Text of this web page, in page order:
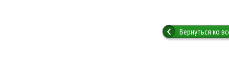
Вернуться ко